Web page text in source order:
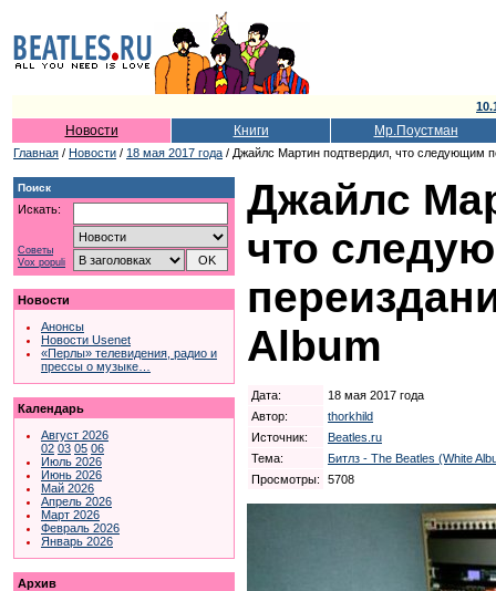
Новости Книги Мр.Поустман
Главная / Новости / 18 мая 2017 года / Джайлс Мартин подтвердил, что следующим
Поиск
Искать:
Советы
Vox populi
Новости
Анонсы
Новости Usenet
«Перлы» телевидения, радио и
прессы о музыке…
Календарь
Август 2026
02 03 05 06
Июль 2026
Июнь 2026
Май 2026
Апрель 2026
Март 2026
Февраль 2026
Январь 2026
Архив
Джайлс
что
Album
Дата:
18 мая 2017 года
Автор:
thorkhild
Источник:
Beatles.ru
Тема:
Битлз - The Beatles (White
Просмотры:
5708